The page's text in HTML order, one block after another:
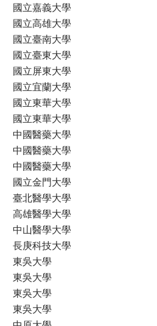
國立嘉義大學
國立高雄大學
國立臺南大學
國立臺東大學
國立屏東大學
國立宜蘭大學
國立東華大學
國立東華大學
中國醫藥大學
中國醫藥大學
中國醫藥大學
國立金門大學
臺北醫學大學
高雄醫學大學
中山醫學大學
長庚科技大學
東吳大學
東吳大學
東吳大學
東吳大學